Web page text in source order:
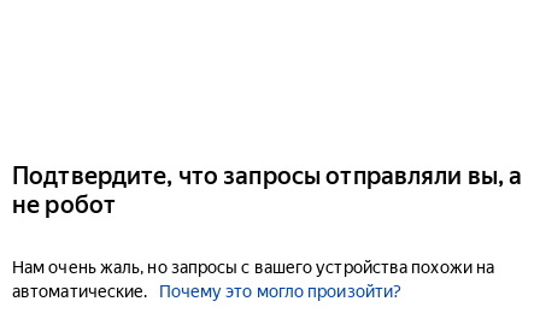
Подтвердите, что запросы отправляли вы, а
не робот
Нам очень жаль, но запросы с вашего устройства похожи на
автоматические.
Почему это могло произойти?